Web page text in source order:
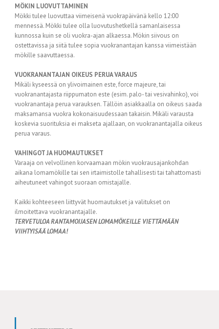
MÖKIN LUOVUTTAMINEN
Mökki tulee luovuttaa viimeisenä vuokrapäivänä kello 12:00
mennessä. Mökki tulee olla luovutushetkellä samanlaisessa
kunnossa kuin se oli vuokra-ajan alkaessa. Mökin siivous on
ostettavissa ja siitä tulee sopia vuokranantajan kanssa viimeistään
mökille saavuttaessa.
VUOKRANANTAJAN OIKEUS PERUA VARAUS
Mikäli kyseessä on ylivoimainen este, force majeure, tai
vuokranantajasta riippumaton este (esim. palo- tai vesivahinko), voi
vuokranantaja perua varauksen. Tällöin asiakkaalla on oikeus saada
maksamansa vuokra kokonaisuudessaan takaisin. Mikäli varausta
koskevia suorituksia ei makseta ajallaan, on vuokranantajalla oikeus
perua varaus.
VAHINGOT JA HUOMAUTUKSET
Varaaja on velvollinen korvaamaan mökin vuokrausajankohdan
aikana lomamökille tai sen irtaimistolle tahallisesti tai tahattomasti
aiheutuneet vahingot suoraan omistajalle.
Kaikki kohteeseen liittyvät huomautukset ja valitukset on
ilmoitettava vuokranantajalle.
TERVETULOA RANTAMOIJASEN LOMAMÖKEILLE VIETTÄMÄÄN
VIIHTYISÄÄ LOMAA!